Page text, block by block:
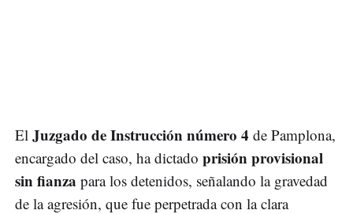
El Juzgado de Instrucción número 4 de Pamplona,
encargado del caso, ha dictado prisión provisional
sin fianza para los detenidos, señalando la gravedad
de la agresión, que fue perpetrada con la clara